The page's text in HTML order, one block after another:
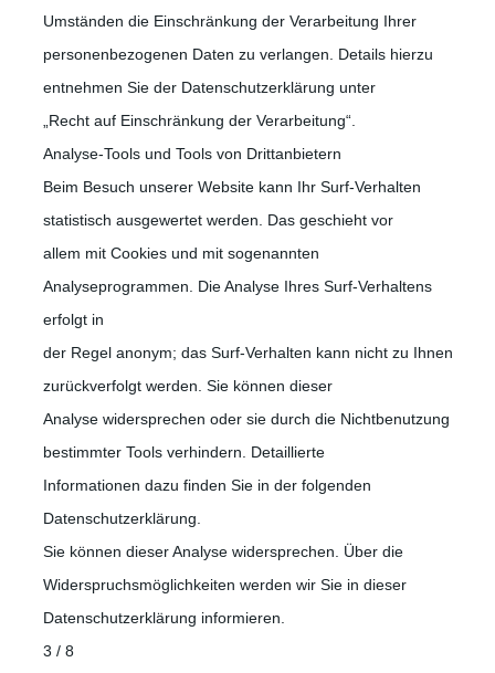
Umständen die Einschränkung der Verarbeitung Ihrer
personenbezogenen Daten zu verlangen. Details hierzu
entnehmen Sie der Datenschutzerklärung unter
„Recht auf Einschränkung der Verarbeitung“.
Analyse-Tools und Tools von Drittanbietern
Beim Besuch unserer Website kann Ihr Surf-Verhalten
statistisch ausgewertet werden. Das geschieht vor
allem mit Cookies und mit sogenannten
Analyseprogrammen. Die Analyse Ihres Surf-Verhaltens
erfolgt in
der Regel anonym; das Surf-Verhalten kann nicht zu Ihnen
zurückverfolgt werden. Sie können dieser
Analyse widersprechen oder sie durch die Nichtbenutzung
bestimmter Tools verhindern. Detaillierte
Informationen dazu finden Sie in der folgenden
Datenschutzerklärung.
Sie können dieser Analyse widersprechen. Über die
Widerspruchsmöglichkeiten werden wir Sie in dieser
Datenschutzerklärung informieren.
3 / 8